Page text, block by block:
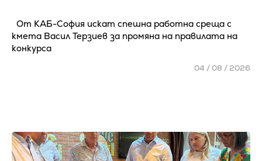
От КАБ-София искат спешна работна среща с
кмета Васил Терзиев за промяна на правилата на
конкурса
04 / 08 / 2026